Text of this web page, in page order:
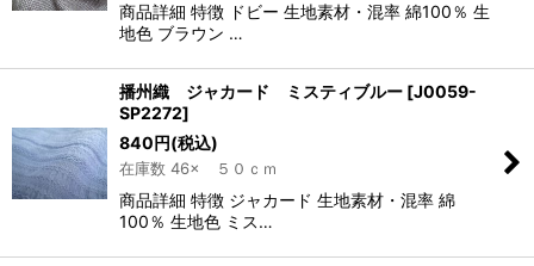
商品詳細 特徴 ドビー 生地素材・混率 綿100％ 生
地色 ブラウン …
播州織 ジャカード ミスティブルー [J0059-
SP2272]
840円(税込)
在庫数 46× ５０ｃｍ
商品詳細 特徴 ジャカード 生地素材・混率 綿
100％ 生地色 ミス…